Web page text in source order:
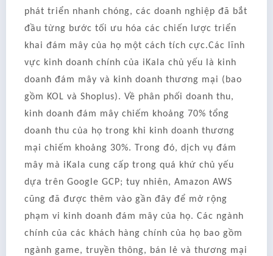
phát triển nhanh chóng, các doanh nghiệp đã bắt
đầu từng bước tối ưu hóa các chiến lược triển
khai đám mây của họ một cách tích cực.Các lĩnh
vực kinh doanh chính của iKala chủ yếu là kinh
doanh đám mây và kinh doanh thương mại (bao
gồm KOL và Shoplus). Về phân phối doanh thu,
kinh doanh đám mây chiếm khoảng 70% tổng
doanh thu của họ trong khi kinh doanh thương
mại chiếm khoảng 30%. Trong đó, dịch vụ đám
mây mà iKala cung cấp trong quá khứ chủ yếu
dựa trên Google GCP; tuy nhiên, Amazon AWS
cũng đã được thêm vào gần đây để mở rộng
phạm vi kinh doanh đám mây của họ. Các ngành
chính của các khách hàng chính của họ bao gồm
ngành game, truyền thông, bán lẻ và thương mại